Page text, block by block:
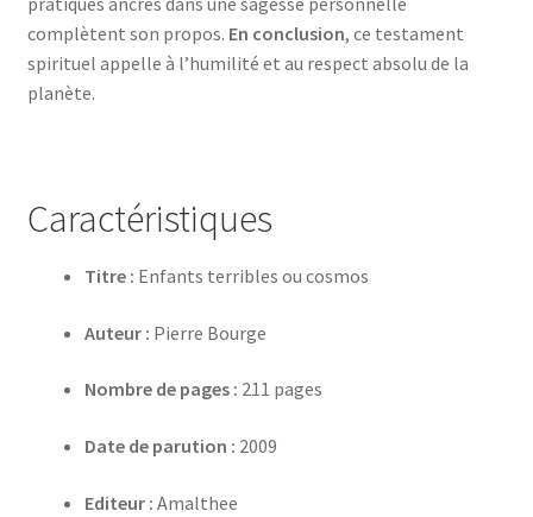
complètent son propos. En conclusion, ce testament
spirituel appelle à l’humilité et au respect absolu de la
planète.
Caractéristiques
Titre : Enfants terribles ou cosmos
Auteur : Pierre Bourge
Nombre de pages : 211 pages
Date de parution : 2009
Editeur : Amalthee